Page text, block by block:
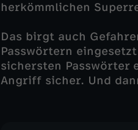
herkömmlichen
Das birgt auch
Passwörtern
sichersten Passwörter
Angriff sicher. Und